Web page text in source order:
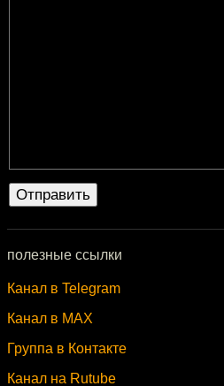
полезные ссылки
Канал в Telegram
Канал в MAX
Группа в Контакте
Канал на Rutube